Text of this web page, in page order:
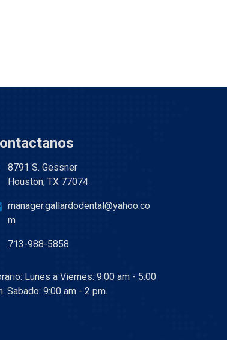
8791 S. Gessner
Houston, TX 77074
manager.gallardodental@yahoo.co
m
713-988-5858
Lunes a Viernes: 9:00 am - 5:00
Sabado: 9:00 am - 2 pm.